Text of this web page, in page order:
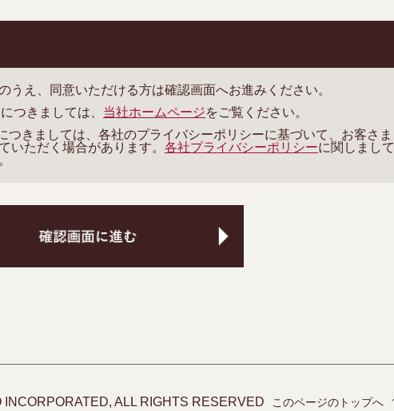
うえ、同意いただける方は確認画面へお進みください。
つきましては、 当社ホームページをご覧ください。
つきましては、各社のプライバシーポリシーに基づいて、お客さま
いただく場合があります。 各社プライバシーポリシーに関しまして
ALL RIGHTS RESERVED このページのトップへ